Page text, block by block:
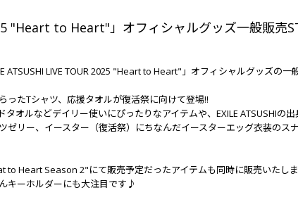
"Heart to Heart"」オフィシャルグッズ一般販売
ATSUSHI LIVE TOUR 2025 "Heart to Heart"」オフィシャルグッズの一
たTシャツ、応援タオルが復活祭に向けて登場!!
オルなどデイリー使いにぴったりなアイテムや、EXILE ATSUSHIの
ゼリー、イースター（復活祭）にちなんだイースターエッグ衣装のス
to Heart Season 2"にて販売予定だったアイテムも同時に販売いたし
キーホルダーにも大注目です♪